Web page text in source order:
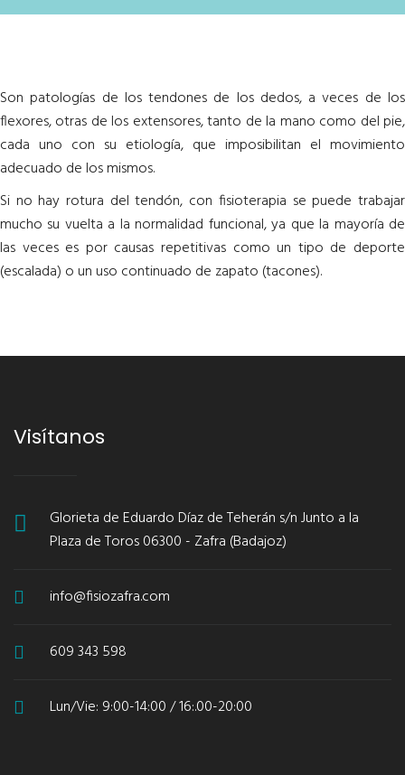
Son patologías de los tendones de los dedos, a veces de los
flexores, otras de los extensores, tanto de la mano como del pie,
cada uno con su etiología, que imposibilitan el movimiento
adecuado de los mismos.
Si no hay rotura del tendón, con fisioterapia se puede trabajar
mucho su vuelta a la normalidad funcional, ya que la mayoría de
las veces es por causas repetitivas como un tipo de deporte
(escalada) o un uso continuado de zapato (tacones).
Visítanos
Glorieta de Eduardo Díaz de Teherán s/n Junto a la
Plaza de Toros 06300 - Zafra (Badajoz)
info@fisiozafra.com
609 343 598
Lun/Vie: 9:00-14:00 / 16:.00-20:00